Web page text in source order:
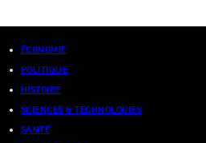
ÉCONOMIE
POLITIQUE
HISTOIRE
SCIENCES & TECHNOLOGIES
SANTÉ